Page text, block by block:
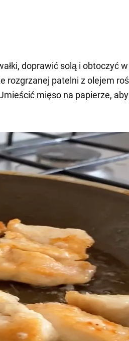
doprawić solą i obtoczyć w
rozgrzanej patelni z olejem
mięso na papierze,